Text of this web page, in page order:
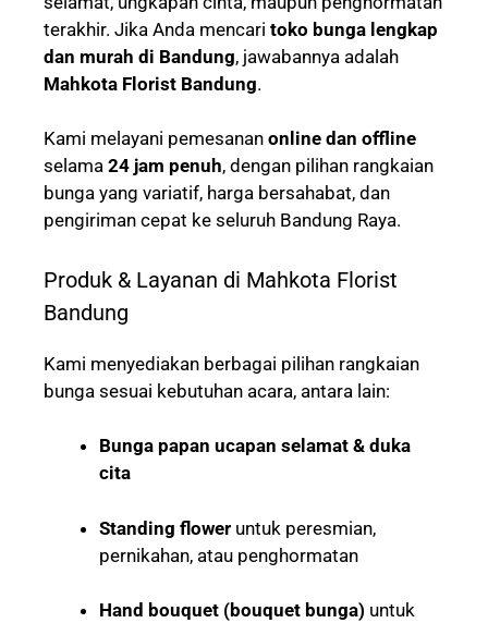
terakhir. Jika Anda mencari toko bunga lengkap
dan murah di Bandung, jawabannya adalah
Mahkota Florist Bandung.
Kami melayani pemesanan online dan offline
selama 24 jam penuh, dengan pilihan rangkaian
bunga yang variatif, harga bersahabat, dan
pengiriman cepat ke seluruh Bandung Raya.
Produk & Layanan di Mahkota Florist
Bandung
Kami menyediakan berbagai pilihan rangkaian
bunga sesuai kebutuhan acara, antara lain:
Bunga papan ucapan selamat & duka
cita
Standing flower untuk peresmian,
pernikahan, atau penghormatan
Hand bouquet (bouquet bunga) untuk